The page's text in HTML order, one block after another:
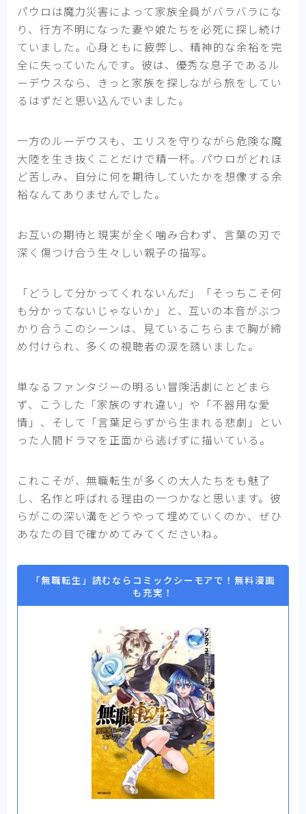
パウロは魔力災害によって家族全員がバラバラにな
り、行方不明になった妻や娘たちを必死に探し続け
ていました。心身ともに疲弊し、精神的な余裕を完
全に失っていたんです。彼は、優秀な息子であるル
ーデウスなら、きっと家族を探しながら旅をしてい
るはずだと思い込んでいました。
一方のルーデウスも、エリスを守りながら危険な魔
大陸を生き抜くことだけで精一杯。パウロがどれほ
ど苦しみ、自分に何を期待していたかを想像する余
裕なんてありませんでした。
お互いの期待と現実が全く噛み合わず、言葉の刃で
深く傷つけ合う生々しい親子の描写。
「どうして分かってくれないんだ」「そっちこそ何
も分かってないじゃないか」と、互いの本音がぶつ
かり合うこのシーンは、見ているこちらまで胸が締
め付けられ、多くの視聴者の涙を誘いました。
単なるファンタジーの明るい冒険活劇にとどまら
ず、こうした「家族のすれ違い」や「不器用な愛
情」、そして「言葉足らずから生まれる悲劇」とい
った人間ドラマを正面から逃げずに描いている。
これこそが、無職転生が多くの大人たちをも魅了
し、名作と呼ばれる理由の一つかなと思います。彼
らがこの深い溝をどうやって埋めていくのか、ぜひ
あなたの目で確かめてみてくださいね。
「無職転生」読むならコミックシーモアで！無料漫画
も充実！